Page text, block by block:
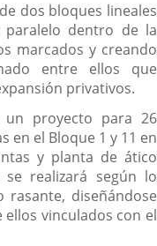
dos bloques lineales
paralelo dentro de la
marcados y creando
entre ellos que
privativos.
proyecto para 26
en el Bloque 1 y 11 en
y planta de ático
realizará según lo
diseñándose
ellos vinculados con el